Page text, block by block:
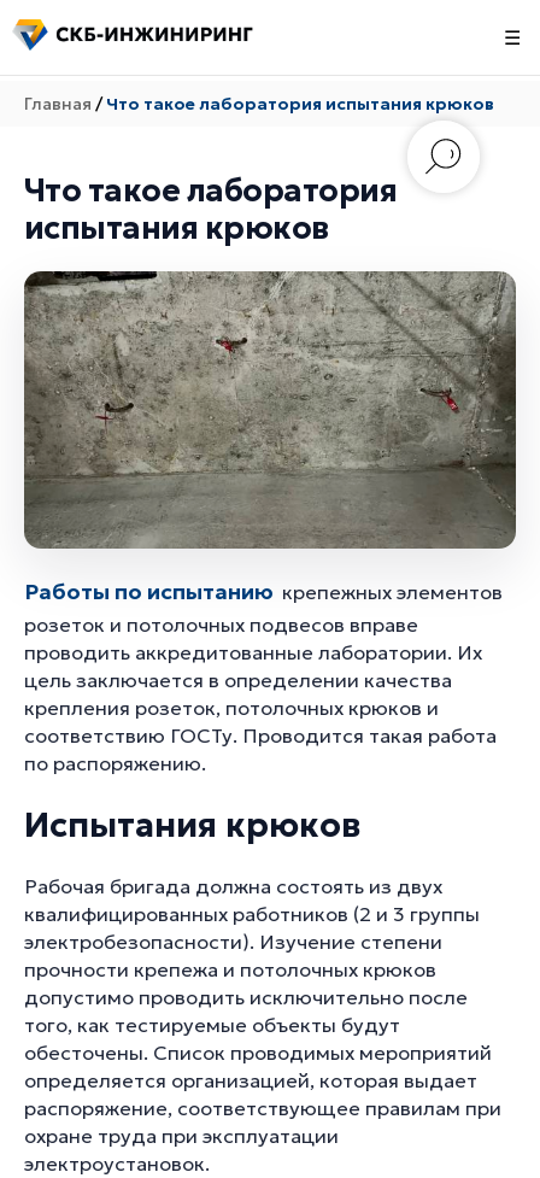
☰
Главная /Что такое лаборатория испытания крюков
Что такое лаборатория
испытания крюков
Работы по испытанию крепежных элементов
розеток и потолочных подвесов вправе
проводить аккредитованные лаборатории. Их
цель заключается в определении качества
крепления розеток, потолочных крюков и
соответствию ГОСТу. Проводится такая работа
по распоряжению.
Испытания крюков
Рабочая бригада должна состоять из двух
квалифицированных работников (2 и 3 группы
электробезопасности). Изучение степени
прочности крепежа и потолочных крюков
допустимо проводить исключительно после
того, как тестируемые объекты будут
обесточены. Список проводимых мероприятий
определяется организацией, которая выдает
распоряжение, соответствующее правилам при
охране труда при эксплуатации
электроустановок.